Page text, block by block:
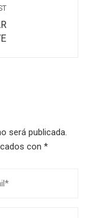
será publicada.
con *